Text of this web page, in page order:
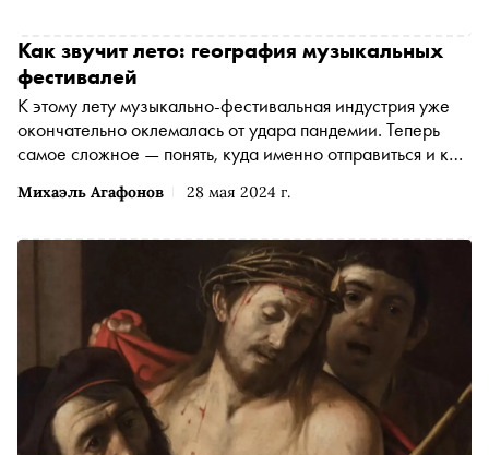
Михаэль Агафонов 28 мая 2024 г.
Как звучит лето: география музыкальных
фестивалей
К этому лету музыкально-фестивальная индустрия уже
окончательно оклемалась от удара пандемии. Теперь
самое сложное — понять, куда именно отправиться и как
мероприятия сезона: курортные фестивали, активный